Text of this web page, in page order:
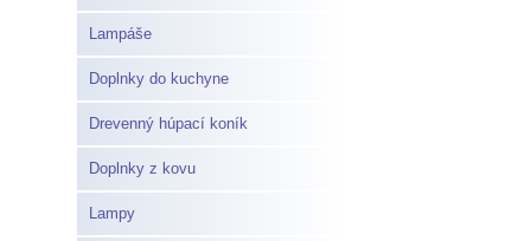
Lampáše
Doplnky do kuchyne
Drevenný húpací koník
Doplnky z kovu
Lampy